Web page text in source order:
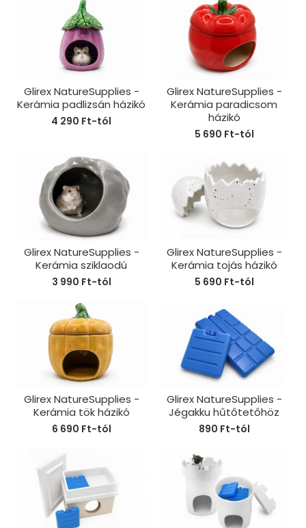
Glirex NatureSupplies -
Kerámia padlizsán házikó
4 290 Ft-tól
Glirex NatureSupplies -
Kerámia paradicsom
házikó
5 690 Ft-tól
Glirex NatureSupplies -
Kerámia sziklaodú
3 990 Ft-tól
Glirex NatureSupplies -
Kerámia tojás házikó
5 690 Ft-tól
Glirex NatureSupplies -
Kerámia tök házikó
6 690 Ft-tól
Glirex NatureSupplies -
Jégakku hűtőtetőhöz
890 Ft-tól